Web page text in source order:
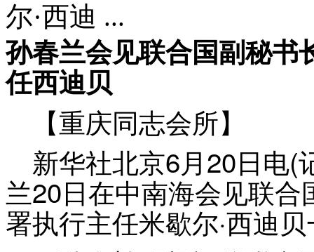
尔·西迪 ...
孙春兰会见联合国副秘书
任西迪贝
【重庆同志会所】
新华社北京6月20日电(
兰20日在中南海会见联
署执行主任米歇尔·西迪